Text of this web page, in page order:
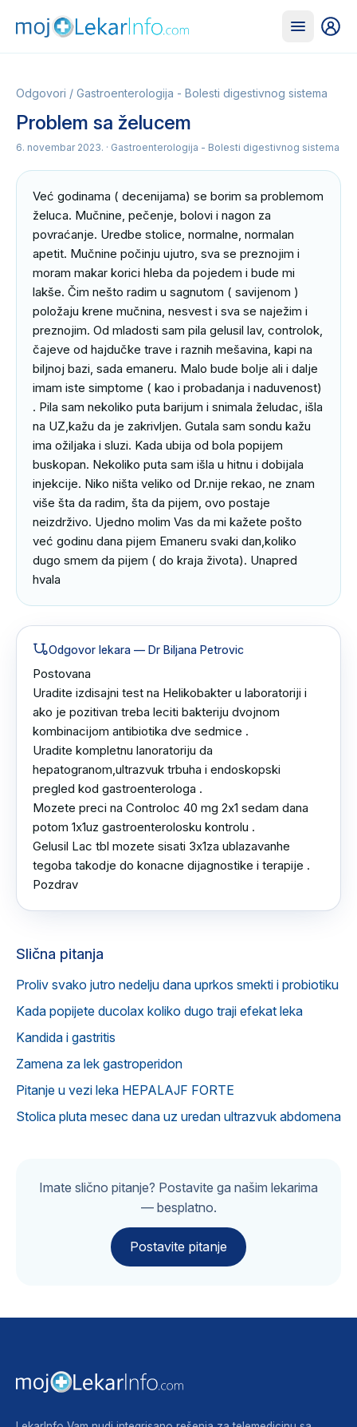
Odgovori / Gastroenterologija - Bolesti digestivnog sistema
Problem sa želucem
6. novembar 2023. · Gastroenterologija - Bolesti digestivnog sistema
Već godinama ( decenijama) se borim sa problemom
želuca. Mučnine, pečenje, bolovi i nagon za
povraćanje. Uredbe stolice, normalne, normalan
apetit. Mučnine počinju ujutro, sva se preznojim i
moram makar korici hleba da pojedem i bude mi
lakše. Čim nešto radim u sagnutom ( savijenom )
položaju krene mučnina, nesvest i sva se naježim i
preznojim. Od mladosti sam pila gelusil lav, controlok,
čajeve od hajdučke trave i raznih mešavina, kapi na
biljnoj bazi, sada emaneru. Malo bude bolje ali i dalje
imam iste simptome ( kao i probadanja i naduvenost)
. Pila sam nekoliko puta barijum i snimala želudac, išla
na UZ,kažu da je zakrivljen. Gutala sam sondu kažu
ima ožiljaka i sluzi. Kada ubija od bola popijem
buskopan. Nekoliko puta sam išla u hitnu i dobijala
injekcije. Niko ništa veliko od Dr.nije rekao, ne znam
više šta da radim, šta da pijem, ovo postaje
neizdrživo. Ujedno molim Vas da mi kažete pošto
već godinu dana pijem Emaneru svaki dan,koliko
dugo smem da pijem ( do kraja života). Unapred
hvala
Odgovor lekara — Dr Biljana Petrovic
Postovana
Uradite izdisajni test na Helikobakter u laboratoriji i
ako je pozitivan treba leciti bakteriju dvojnom
kombinacijom antibiotika dve sedmice .
Uradite kompletnu lanoratoriju da
hepatogranom,ultrazvuk trbuha i endoskopski
pregled kod gastroenterologa .
Mozete preci na Controloc 40 mg 2x1 sedam dana
potom 1x1uz gastroenterolosku kontrolu .
Gelusil Lac tbl mozete sisati 3x1za ublazavanhe
tegoba takodje do konacne dijagnostike i terapije .
Pozdrav
Slična pitanja
Proliv svako jutro nedelju dana uprkos smekti i probiotiku
Kada popijete ducolax koliko dugo traji efekat leka
Kandida i gastritis
Zamena za lek gastroperidon
Pitanje u vezi leka HEPALAJF FORTE
Stolica pluta mesec dana uz uredan ultrazvuk abdomena
Imate slično pitanje? Postavite ga našim lekarima
— besplatno.
Postavite pitanje